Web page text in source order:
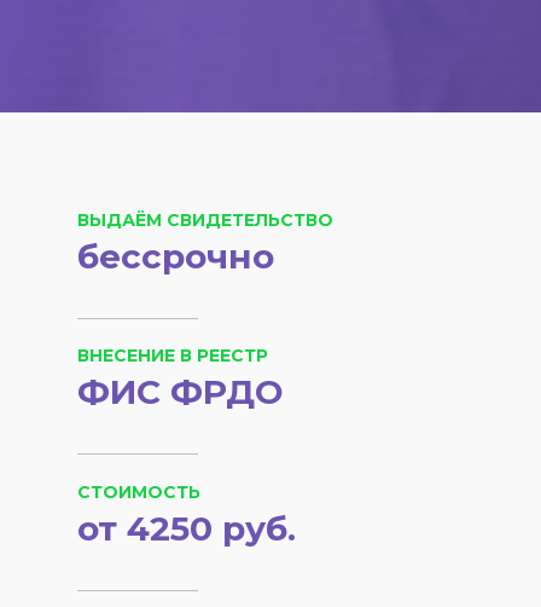
ВЫДАЁМ СВИДЕТЕЛЬСТВО
бессрочно
ВНЕСЕНИЕ В РЕЕСТР
ФИС ФРДО
СТОИМОСТЬ
от 4250 руб.